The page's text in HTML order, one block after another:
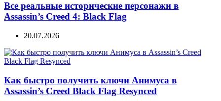
Все реальные исторические персонажи в
Assassin’s Creed 4: Black Flag
20.07.2026
Как быстро получить ключи Анимуса в
Assassin’s Creed Black Flag Resynced